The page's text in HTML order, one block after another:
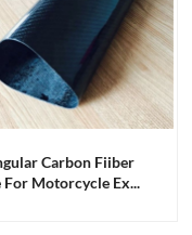
Carbon Fiiber
For Motorcycle Ex...